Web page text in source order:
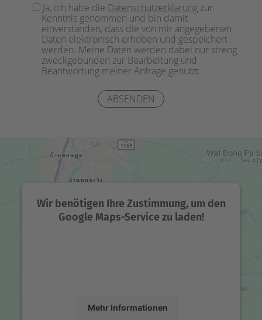
lasse
dieses
Feld
leer.
Ja, ich habe die Datenschutzerklärung zur
Kenntnis genommen und bin damit
einverstanden, dass die von mir angegebenen
Daten elektronisch erhoben und gespeichert
werden. Meine Daten werden dabei nur streng
zweckgebunden zur Bearbeitung und
Beantwortung meiner Anfrage genutzt.
Wir benötigen Ihre Zustimmung, um den
Google Maps-Service zu laden!
Mehr Informationen